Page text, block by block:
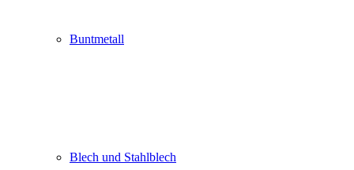
Buntmetall
Blech und Stahlblech